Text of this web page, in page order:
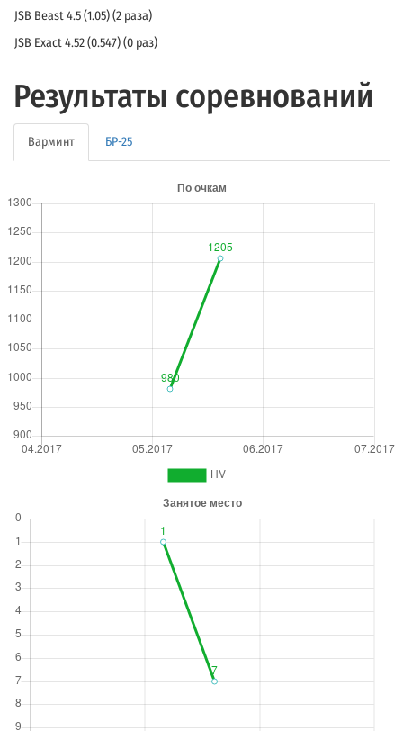
JSB Beast 4.5 (1.05) (2 раза)
JSB Exact 4.52 (0.547) (0 раз)
Результаты соревнований
Варминт БР-25